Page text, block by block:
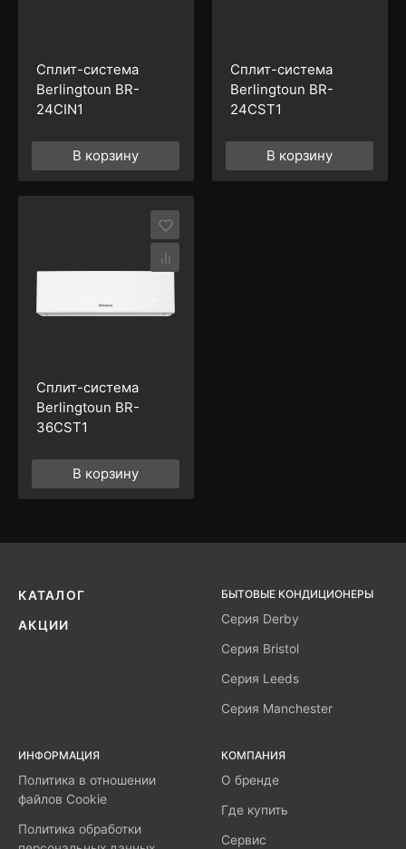
Сплит-система
Berlingtoun BR-
24CIN1
В корзину
Сплит-система
Berlingtoun BR-
24CST1
В корзину
Сплит-система
Berlingtoun BR-
36CST1
В корзину
КАТАЛОГ
АКЦИИ
БЫТОВЫЕ КОНДИЦИОНЕРЫ
Серия Derby
Серия Bristol
Серия Leeds
Серия Manchester
ИНФОРМАЦИЯ
Политика в отношении
файлов Cookie
Политика обработки
КОМПАНИЯ
О бренде
Где купить
Сервис